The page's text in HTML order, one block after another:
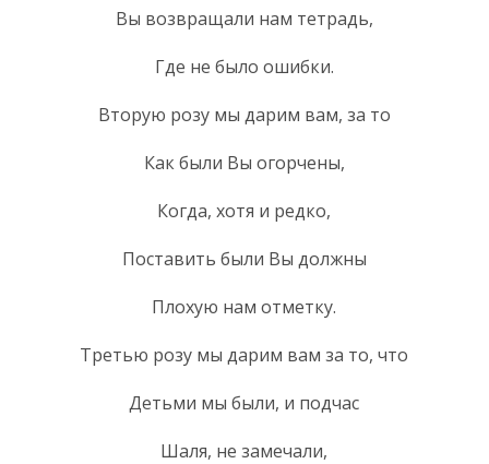
Вы возвращали нам тетрадь,
Где не было ошибки.
Вторую розу мы дарим вам, за то
Как были Вы огорчены,
Когда, хотя и редко,
Поставить были Вы должны
Плохую нам отметку.
Третью розу мы дарим вам за то, что
Детьми мы были, и подчас
Шаля, не замечали,